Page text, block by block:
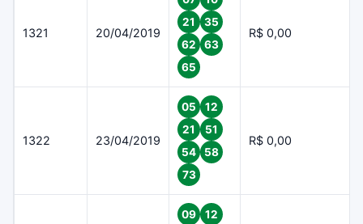
1321 20/04/2019
21
35
62
63
65
R$ 0,00
1322 23/04/2019
05
12
21
51
54
58
73
R$ 0,00
09
12